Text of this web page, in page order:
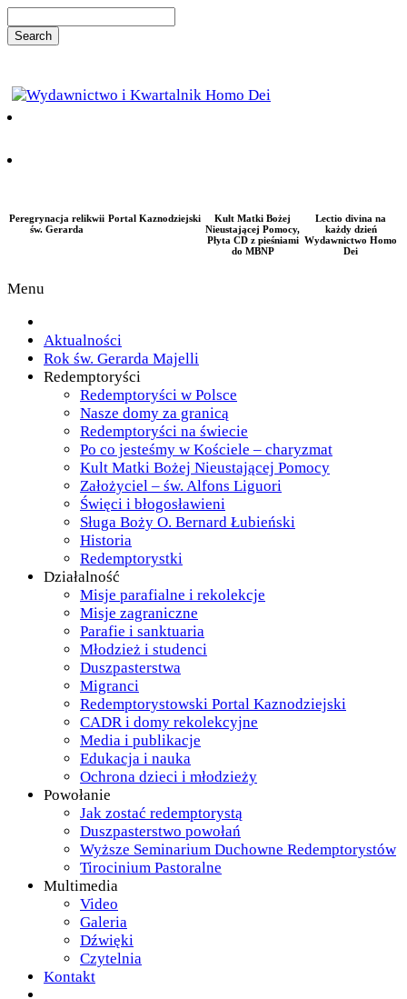
Lectio divina na
każdy dzień
Wydawnictwo Homo
Dei
Kult Matki Bożej
Nieustającej Pomocy,
Płyta CD z pieśniami
do MBNP
Portal Kaznodziejski
Peregrynacja relikwii
św. Gerarda
Menu
Aktualności
Rok św. Gerarda Majelli
Redemptoryści
Redemptoryści w Polsce
Nasze domy za granicą
Redemptoryści na świecie
Po co jesteśmy w Kościele – charyzmat
Kult Matki Bożej Nieustającej Pomocy
Założyciel – św. Alfons Liguori
Święci i błogosławieni
Sługa Boży O. Bernard Łubieński
Historia
Redemptorystki
Działalność
Misje parafialne i rekolekcje
Misje zagraniczne
Parafie i sanktuaria
Młodzież i studenci
Duszpasterstwa
Migranci
Redemptorystowski Portal Kaznodziejski
CADR i domy rekolekcyjne
Media i publikacje
Edukacja i nauka
Ochrona dzieci i młodzieży
Powołanie
Jak zostać redemptorystą
Duszpasterstwo powołań
Wyższe Seminarium Duchowne Redemptorystów
Tirocinium Pastoralne
Multimedia
Video
Galeria
Dźwięki
Czytelnia
Kontakt